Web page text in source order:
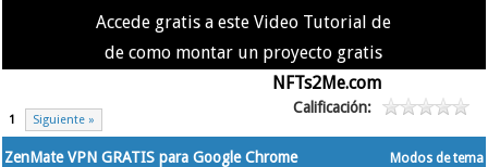
Accede gratis a este Video Tutorial de
de como montar un proyecto gratis
NFTs2Me.com
1 Siguiente »
Calificación:
Modos de tema
ZenMate VPN GRATIS para Google Chrome